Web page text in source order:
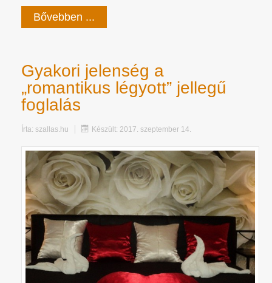
Bővebben ...
Gyakori jelenség a
„romantikus légyott” jellegű
foglalás
Írta: szallas.hu Készült: 2017. szeptember 14.